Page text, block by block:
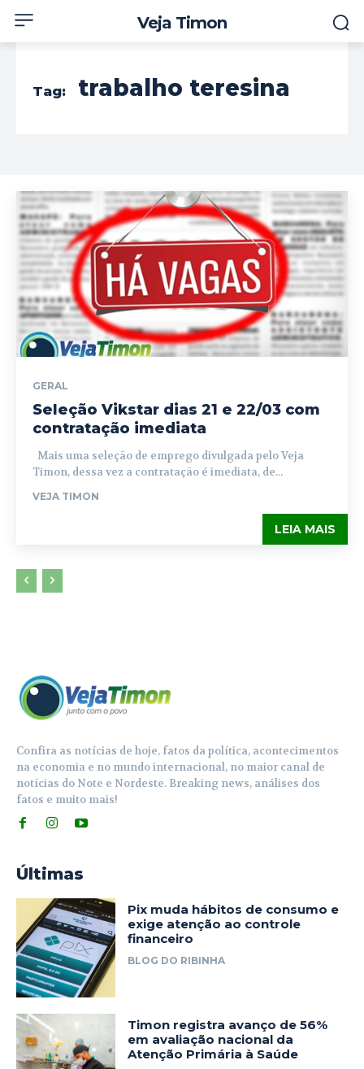
Veja Timon
Tag: trabalho teresina
GERAL
Seleção Vikstar dias 21 e 22/03 com
contratação imediata
Mais uma seleção de emprego divulgada pelo Veja
Timon, dessa vez a contratação é imediata, de...
VEJA TIMON
LEIA MAIS
Confira as notícias de hoje, fatos da política, acontecimentos
na economia e no mundo internacional, no maior canal de
notícias do Note e Nordeste. Breaking news, análises dos
fatos e muito mais!
Últimas
Pix muda hábitos de consumo e
exige atenção ao controle
financeiro
BLOG DO RIBINHA
Timon registra avanço de 56%
em avaliação nacional da
Atenção Primária à Saúde